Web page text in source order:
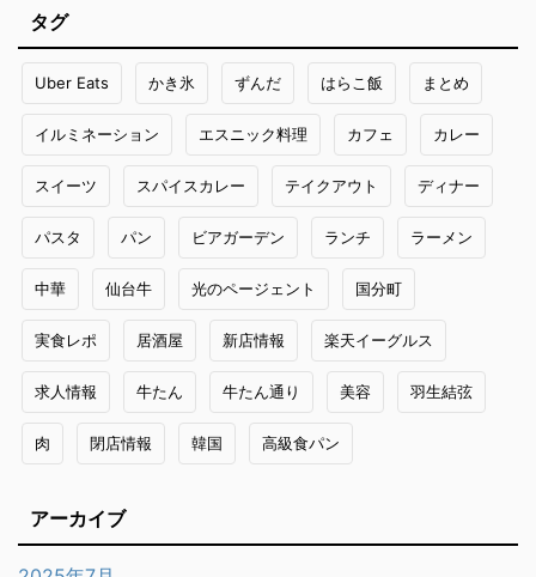
タグ
Uber Eats かき氷 ずんだ はらこ飯 まとめ
イルミネーション エスニック料理 カフェ カレー
スイーツ スパイスカレー テイクアウト ディナー
パスタ パン ビアガーデン ランチ ラーメン
中華 仙台牛 光のページェント 国分町
実食レポ 居酒屋 新店情報 楽天イーグルス
求人情報 牛たん 牛たん通り 美容 羽生結弦
肉 閉店情報 韓国 高級食パン
アーカイブ